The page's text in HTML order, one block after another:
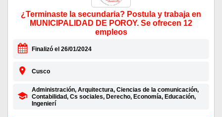
¿Terminaste la secundaria? Postula y trabaja en
MUNICIPALIDAD DE POROY. Se ofrecen 12
empleos
Finalizó el 26/01/2024
Cusco
Administración, Arquitectura, Ciencias de la comunicación,
Contabilidad, Cs sociales, Derecho, Economía, Educación,
Ingenierí